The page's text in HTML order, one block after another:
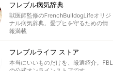
フレブル病気辞典
獣医師監修のFrenchBulldogLifeオリジ
ナル病気辞典。愛ブヒを守るための情
報満載
フレブルライフ ストア
本当にいいものだけを、厳選紹介。FBL